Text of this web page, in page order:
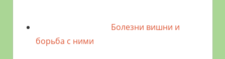
Болезни вишни и
борьба с ними